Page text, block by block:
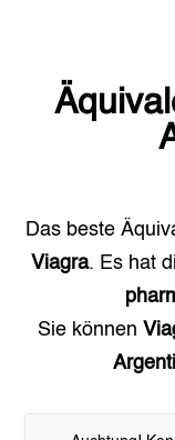
Das beste
Viagra. Es hat
Sie können